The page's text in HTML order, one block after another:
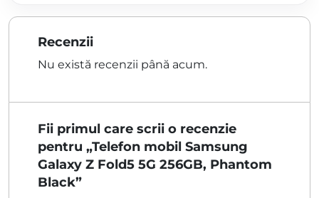
Recenzii
Nu există recenzii până acum.
Fii primul care scrii o recenzie
pentru „Telefon mobil Samsung
Galaxy Z Fold5 5G 256GB, Phantom
Black”